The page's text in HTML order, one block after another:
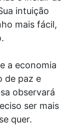
intuição
mais fácil,
a economia
de paz e
observará
ser mais
quer.